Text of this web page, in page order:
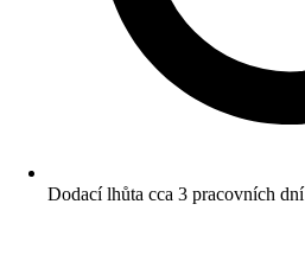
Dodací lhůta cca 3 pracovních dní